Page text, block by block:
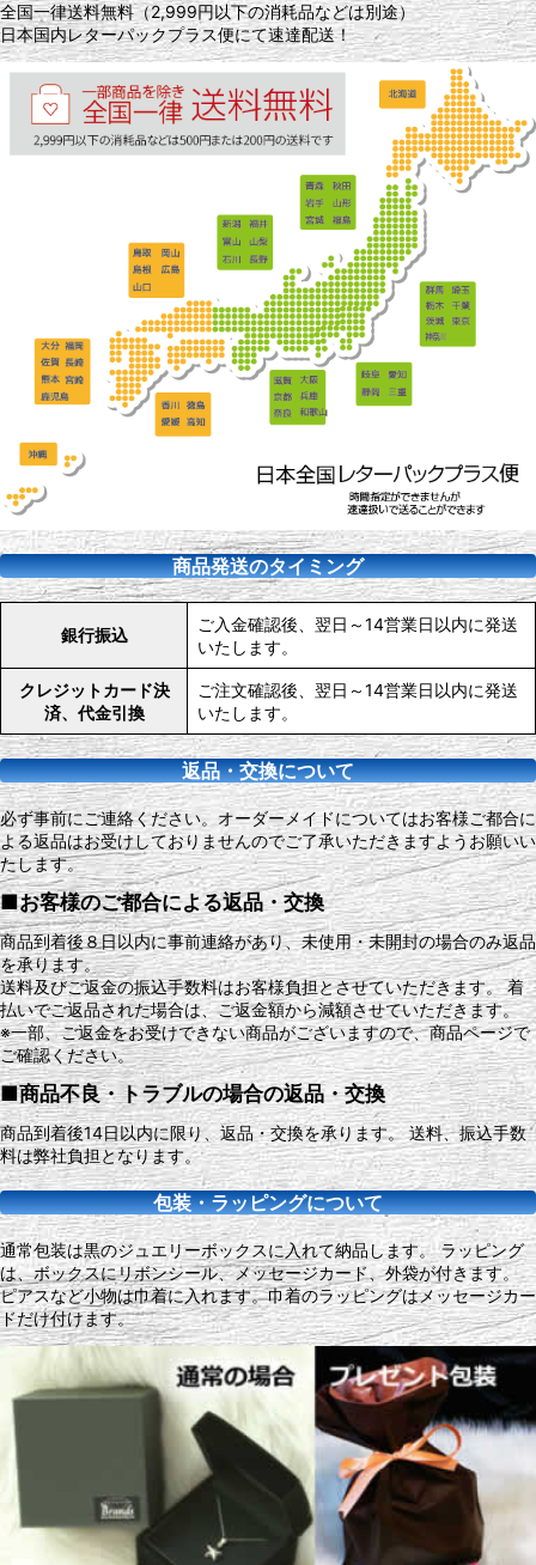
全国一律送料無料（2,999円以下の消耗品などは別途）
日本国内レターパックプラス便にて速達配送！
商品発送のタイミング
銀行振込
ご入金確認後、翌日～14営業日以内に発送
いたします。
クレジットカード決
済、代金引換
ご注文確認後、翌日～14営業日以内に発送
いたします。
返品・交換について
必ず事前にご連絡ください。オーダーメイドについてはお客様ご都合に
よる返品はお受けしておりませんのでご了承いただきますようお願いい
たします。
■お客様のご都合による返品・交換
商品到着後８日以内に事前連絡があり、未使用・未開封の場合のみ返品
を承ります。
送料及びご返金の振込手数料はお客様負担とさせていただきます。 着
払いでご返品された場合は、ご返金額から減額させていただきます。
※一部、ご返金をお受けできない商品がございますので、商品ページで
ご確認ください。
■商品不良・トラブルの場合の返品・交換
商品到着後14日以内に限り、返品・交換を承ります。 送料、振込手数
料は弊社負担となります。
包装・ラッピングについて
通常包装は黒のジュエリーボックスに入れて納品します。 ラッピング
は、ボックスにリボンシール、メッセージカード、外袋が付きます。
ピアスなど小物は巾着に入れます。巾着のラッピングはメッセージカー
ドだけ付けます。